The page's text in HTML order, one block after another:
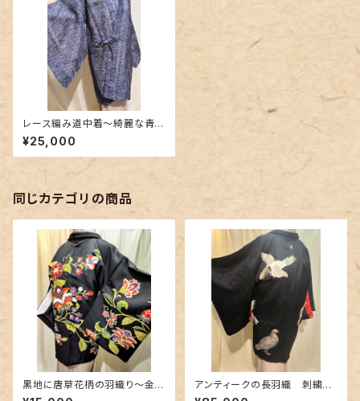
レース編み道中着～綺麗な青紫
色のグラデーション～
¥25,000
同じカテゴリの商品
黒地に唐草花柄の羽織り〜金彩
と金駒刺繍〜
アンティークの長羽織 刺繍〜
鳩柄の逸品〜